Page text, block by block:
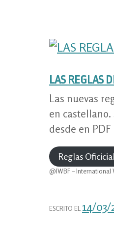
LAS REGLAS
Las nuevas
en castellano.
desde en
Reglas
@IWBF – International
ESCRITO EL 14/03/